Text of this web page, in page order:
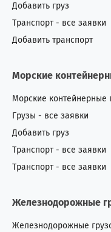
Добавить груз
Транспорт - все заявки
Добавить транспорт
Морские
Морские контейнерные
Грузы - все заявки
Добавить груз
Транспорт - все заявки
Транспорт - все заявки
Железнодорожные
Железнодорожные